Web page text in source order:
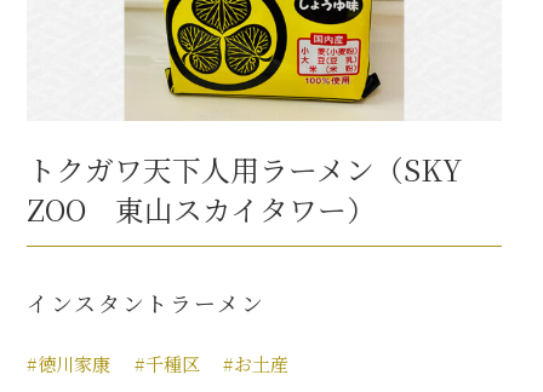
トクガワ天下人用ラーメン（SKY
ZOO 東山スカイタワー）
インスタントラーメン
#徳川家康 #千種区 #お土産